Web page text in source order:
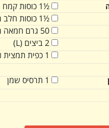
½1 כוסותקמח
½1
כוסות חלב
50 גרם חמאה
2ביצים (L)
1 כפית תמצית
1 תרסיס שמן